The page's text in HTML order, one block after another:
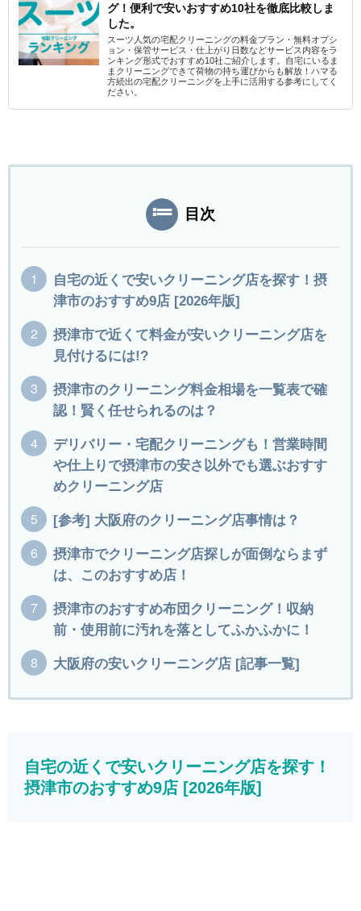
グ！便利で安いおすすめ10社を徹底比較しま
した。
スーツ人気の宅配クリーニングの料金プラン・無料オプシ
ョン・保管サービス・仕上がり日数などサービス内容をラ
ンキング形式でおすすめ10社ご紹介します。自宅にいるま
まクリーニングできて荷物の持ち運びからも解放！ハマる
方続出の宅配クリーニングを上手に活用する参考にしてく
ださい。
目次
自宅の近くで安いクリーニング店を探す！摂
津市のおすすめ9店 [2026年版]
摂津市で近くて料金が安いクリーニング店を
見付けるには!?
摂津市のクリーニング料金相場を一覧表で確
認！賢く任せられるのは？
デリバリー・宅配クリーニングも！営業時間
や仕上りで摂津市の安さ以外でも選ぶおすす
めクリーニング店
[参考] 大阪府のクリーニング店事情は？
摂津市でクリーニング店探しが面倒ならまず
は、このおすすめ店！
摂津市のおすすめ布団クリーニング！収納
前・使用前に汚れを落としてふかふかに！
大阪府の安いクリーニング店 [記事一覧]
自宅の近くで安いクリーニング店を探す！
摂津市のおすすめ9店 [2026年版]